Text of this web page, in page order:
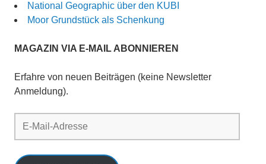
National Geographic über den KUBI
Moor Grundstück als Schenkung
MAGAZIN VIA E-MAIL ABONNIEREN
Erfahre von neuen Beiträgen (keine Newsletter
Anmeldung).